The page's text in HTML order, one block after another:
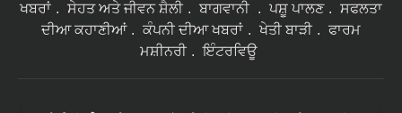
ਖਬਰਾਂ ਸੇਹਤ ਅਤੇ ਜੀਵਨ ਸ਼ੈਲੀ ਬਾਗਵਾਨੀ ਪਸ਼ੂ ਪਾਲਣ
ਸਫਲਤਾ
ਦੀਆ ਕਹਾਣੀਆਂ
ਕੰਪਨੀ ਦੀਆ ਖਬਰਾਂ ਖੇਤੀ ਬਾੜੀ
ਫਾਰਮ
ਮਸ਼ੀਨਰੀ
ਇੰਟਰਵਿਊ